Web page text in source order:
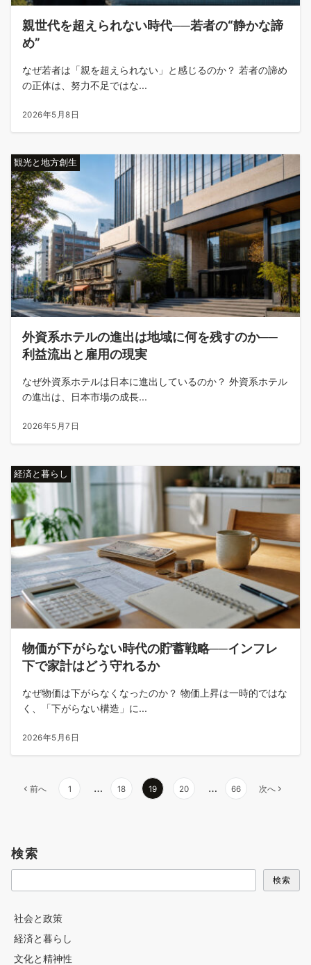
親世代を超えられない時代──若者の“静かな諦
め”
なぜ若者は「親を超えられない」と感じるのか？ 若者の諦め
の正体は、努力不足ではな...
2026年5月8日
観光と地方創生
外資系ホテルの進出は地域に何を残すのか──
利益流出と雇用の現実
なぜ外資系ホテルは日本に進出しているのか？ 外資系ホテル
の進出は、日本市場の成長...
2026年5月7日
経済と暮らし
物価が下がらない時代の貯蓄戦略──インフレ
下で家計はどう守れるか
なぜ物価は下がらなくなったのか？ 物価上昇は一時的ではな
く、「下がらない構造」に...
2026年5月6日
ー
ジ
送
前へ 1 … 18 19 20 … 66 次へ
検索
検索
社会と政策
経済と暮らし
文化と精神性